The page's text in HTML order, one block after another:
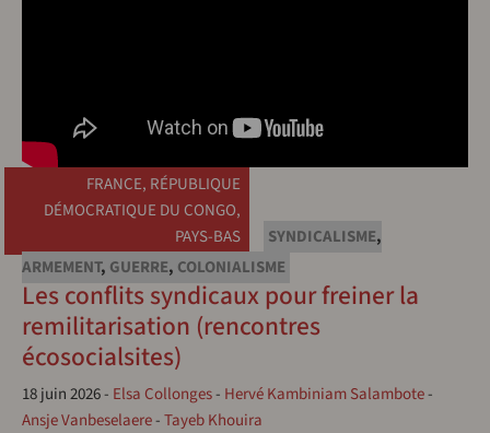
FRANCE, RÉPUBLIQUE
DÉMOCRATIQUE DU CONGO,
PAYS-BAS
SYNDICALISME,
ARMEMENT, GUERRE, COLONIALISME
Les conflits syndicaux pour freiner la
remilitarisation (rencontres
écosocialsites)
18 juin 2026- Elsa Collonges- Hervé Kambiniam Salambote-
Ansje Vanbeselaere-Tayeb Khouira